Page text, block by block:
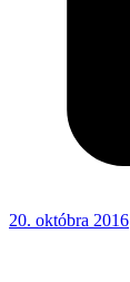
20. októbra 2016